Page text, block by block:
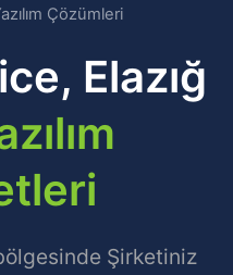
Çözümleri
Elazığ
Şirketiniz